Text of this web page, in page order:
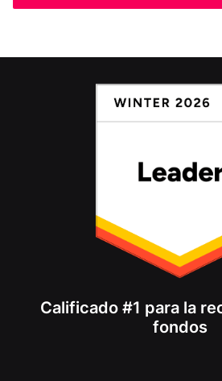
Calificado #1 para la
fondos